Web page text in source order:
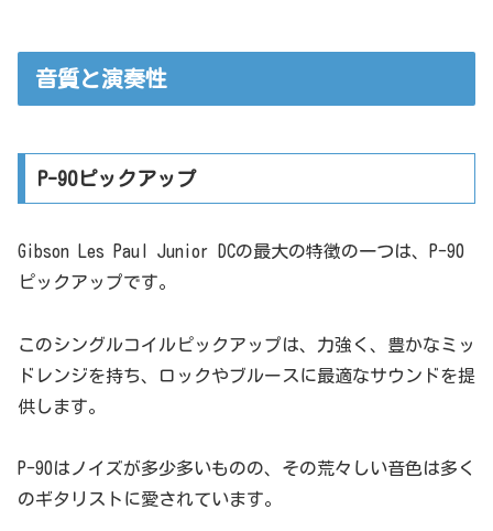
音質と演奏性
P-90ピックアップ
Gibson Les Paul Junior DCの最大の特徴の一つは、P-90
ピックアップです。
このシングルコイルピックアップは、力強く、豊かなミッ
ドレンジを持ち、ロックやブルースに最適なサウンドを提
供します。
P-90はノイズが多少多いものの、その荒々しい音色は多く
のギタリストに愛されています。